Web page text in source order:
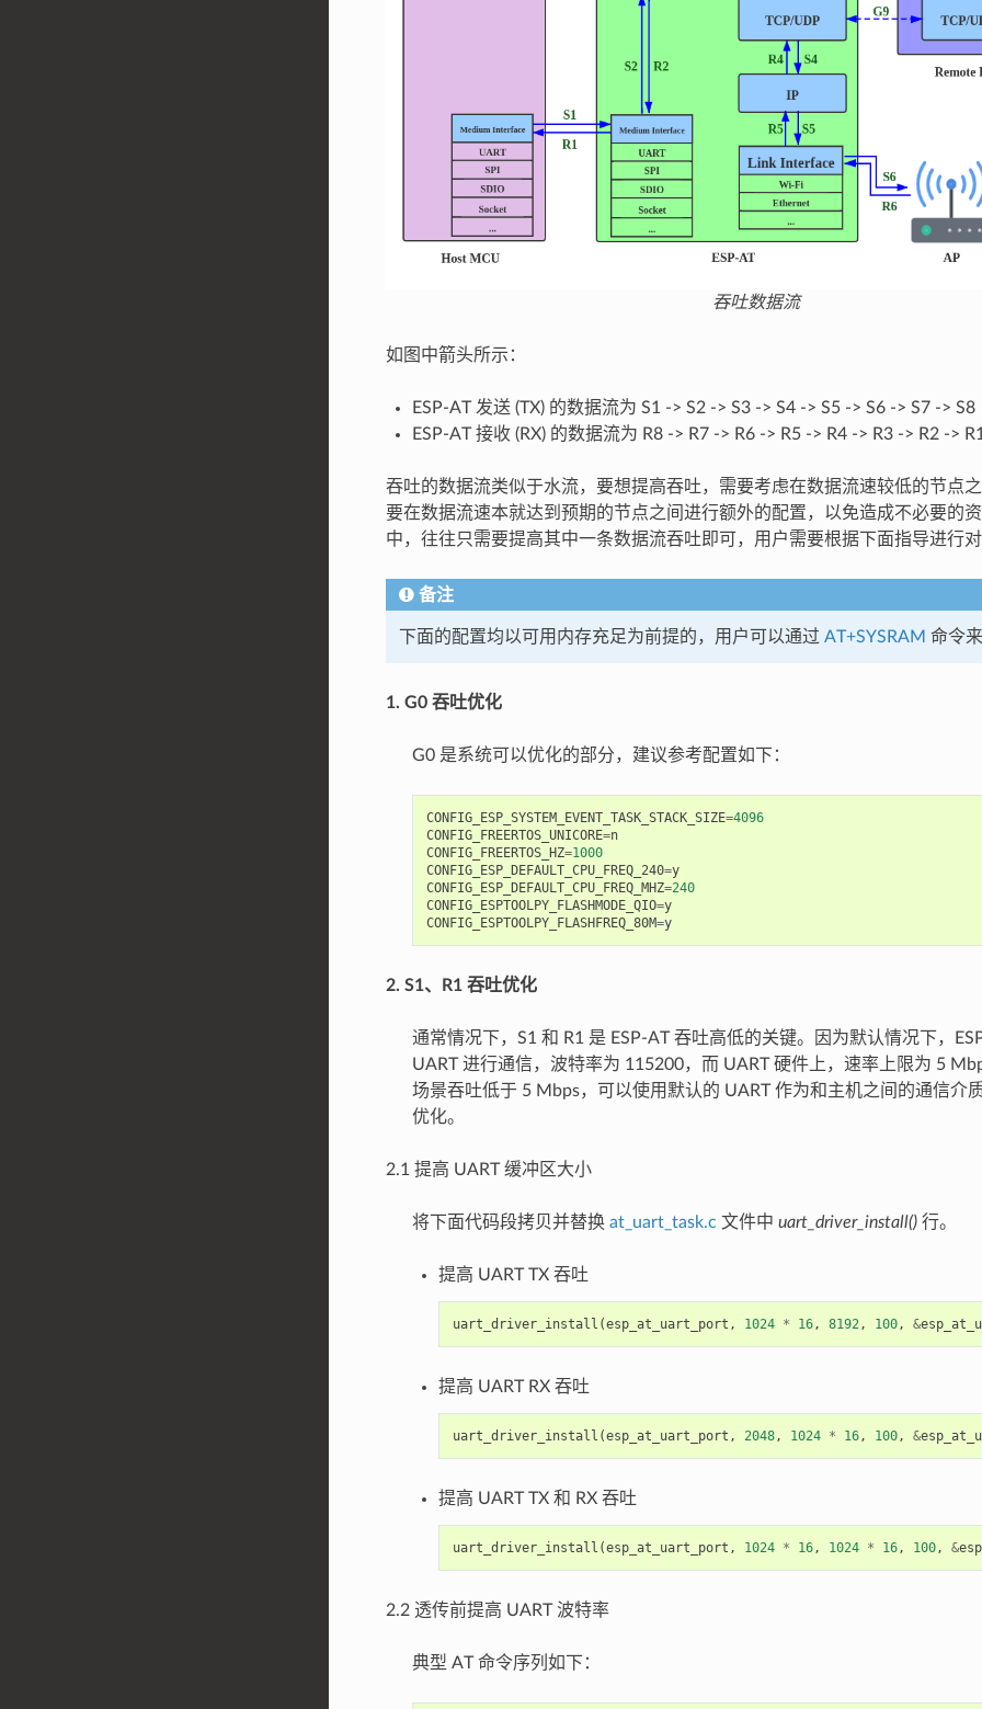
吞吐数据流
如图中箭头所示：
ESP-AT 发送 (TX) 的数据流为 S1 -> S2 -> S3 -> S4 -> S5 -> S6 -> S7 -> S8
ESP-AT 接收 (RX) 的数据流为 R8 -> R7 -> R6 -> R5 -> R4 -> R3 -> R2 -> R1
吞吐的数据流类似于水流，要想提高吞吐，需要考虑在数据流速较低的节点
要在数据流速本就达到预期的节点之间进行额外的配置，以免造成不必要的
中，往往只需要提高其中一条数据流吞吐即可，用户需要根据下面指导进行对
备注
下面的配置均以可用内存充足为前提的，用户可以通过 AT+SYSRAM 命令
1. G0 吞吐优化
G0 是系统可以优化的部分，建议参考配置如下：
CONFIG_ESP_SYSTEM_EVENT_TASK_STACK_SIZE=4096
CONFIG_FREERTOS_UNICORE=n
CONFIG_FREERTOS_HZ=1000
CONFIG_ESP_DEFAULT_CPU_FREQ_240=y
CONFIG_ESP_DEFAULT_CPU_FREQ_MHZ=240
CONFIG_ESPTOOLPY_FLASHMODE_QIO=y
CONFIG_ESPTOOLPY_FLASHFREQ_80M=y
2. S1、R1 吞吐优化
通常情况下，S1 和 R1 是 ESP-AT 吞吐高低的关键。因为默认情况下，
UART 进行通信，波特率为 115200，而 UART 硬件上，速率上限为 5
场景吞吐低于 5 Mbps，可以使用默认的 UART 作为和主机之间的通信介
优化。
2.1 提高 UART 缓冲区大小
将下面代码段拷贝并替换 at_uart_task.c 文件中 uart_driver_install()行。
提高 UART TX 吞吐
uart_driver_install (esp_at_uart_port , 1024 * 16, 8192 , 100, &
提高 UART RX 吞吐
uart_driver_install (esp_at_uart_port , 2048, 1024 * 16, 100, &
提高 UART TX 和 RX 吞吐
uart_driver_install (esp_at_uart_port , 1024 * 16, 1024 * 16, 100, &
2.2 透传前提高 UART 波特率
典型 AT 命令序列如下：